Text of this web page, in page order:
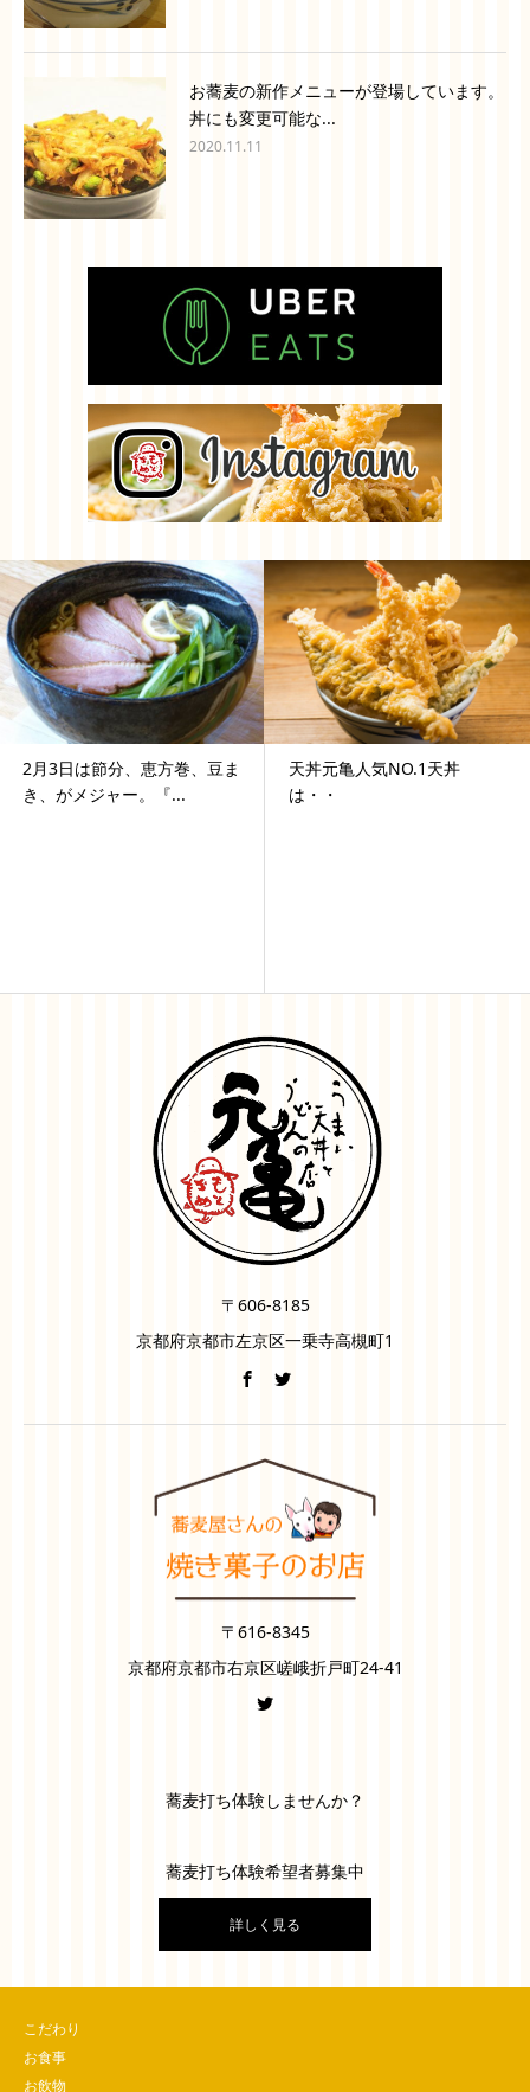
お蕎麦の新作メニューが登場しています。
丼にも変更可能な...
2020.11.11
は節分、恵方巻、豆ま
メジャー。『...
天丼元亀人気NO.1天丼
〒606-8185
京都府京都市左京区一乗寺高槻町1
〒616-8345
京都府京都市右京区嵯峨折戸町24-41
蕎麦打ち体験しませんか？
蕎麦打ち体験希望者募集中
詳しく見る
こだわり
お食事
お飲物